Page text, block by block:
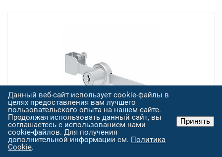
137 , Замок для шкафов под английский ключ
Данный веб-сайт использует cookie-файлы в
целях предоставления вам лучшего
пользовательского опыта на нашем сайте.
Продолжая использовать данный сайт, вы
соглашаетесь с использованием нами
cookie-файлов. Для получения
дополнительной информации см. Политика
Cookie.
Принять